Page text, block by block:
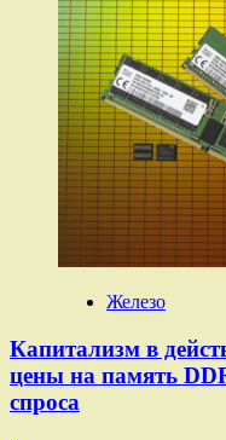
Железо
Капитализм в
цены на память
спроса